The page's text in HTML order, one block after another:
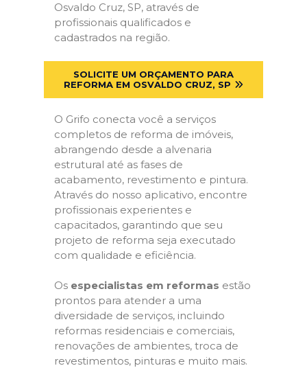
Osvaldo Cruz, SP, através de
profissionais qualificados e
cadastrados na região.
SOLICITE UM ORÇAMENTO PARA
REFORMA EM OSVALDO CRUZ, SP
O Grifo conecta você a serviços
completos de reforma de imóveis,
abrangendo desde a alvenaria
estrutural até as fases de
acabamento, revestimento e pintura.
Através do nosso aplicativo, encontre
profissionais experientes e
capacitados, garantindo que seu
projeto de reforma seja executado
com qualidade e eficiência.
Os especialistas em reformas estão
prontos para atender a uma
diversidade de serviços, incluindo
reformas residenciais e comerciais,
renovações de ambientes, troca de
revestimentos, pinturas e muito mais.